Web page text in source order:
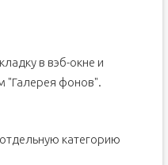
в вэб-окне и
"Галерея фонов".
категорию